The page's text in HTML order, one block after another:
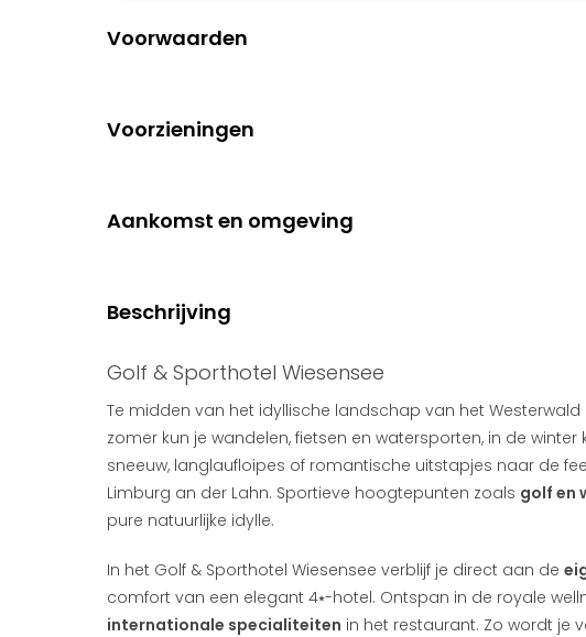
Voorwaarden
Voorzieningen
Aankomst en omgeving
Beschrijving
Golf & Sporthotel Wiesensee
Te midden van het idyllische landschap van het Westerwald
zomer kun je wandelen, fietsen en watersporten, in de
sneeuw, langlaufloipes of romantische uitstapjes naar de
Limburg an der Lahn. Sportieve hoogtepunten zoals golf en
pure natuurlijke idylle.
In het Golf & Sporthotel Wiesensee verblijf je direct aan de
comfort van een elegant 4⭑-hotel. Ontspan in de royale
internationale specialiteiten in het restaurant. Zo wordt je